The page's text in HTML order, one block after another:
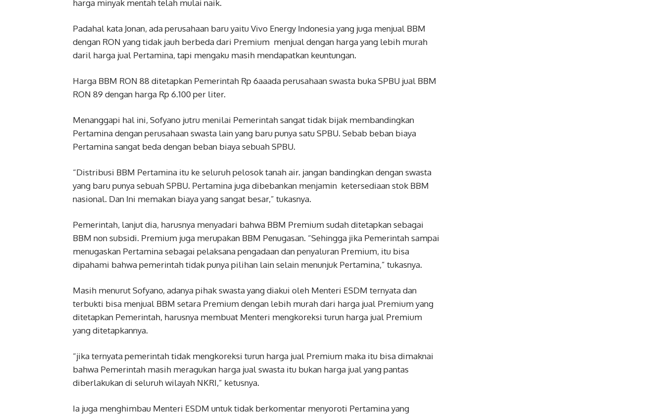
harga minyak mentah telah mulai naik.
Padahal kata Jonan, ada perusahaan baru yaitu Vivo Energy Indonesia yang juga menjual BBM
dengan RON yang tidak jauh berbeda dari Premium menjual dengan harga yang lebih murah
daril harga jual Pertamina, tapi mengaku masih mendapatkan keuntungan.
Harga BBM RON 88 ditetapkan Pemerintah Rp 6aaada perusahaan swasta buka SPBU jual BBM
RON 89 dengan harga Rp 6.100 per liter.
Menanggapi hal ini, Sofyano jutru menilai Pemerintah sangat tidak bijak membandingkan
Pertamina dengan perusahaan swasta lain yang baru punya satu SPBU. Sebab beban biaya
Pertamina sangat beda dengan beban biaya sebuah SPBU.
“Distribusi BBM Pertamina itu ke seluruh pelosok tanah air. jangan bandingkan dengan swasta
yang baru punya sebuah SPBU. Pertamina juga dibebankan menjamin ketersediaan stok BBM
nasional. Dan Ini memakan biaya yang sangat besar,” tukasnya.
Pemerintah, lanjut dia, harusnya menyadari bahwa BBM Premium sudah ditetapkan sebagai
BBM non subsidi. Premium juga merupakan BBM Penugasan. “Sehingga jika Pemerintah sampai
menugaskan Pertamina sebagai pelaksana pengadaan dan penyaluran Premium, itu bisa
dipahami bahwa pemerintah tidak punya pilihan lain selain menunjuk Pertamina,” tukasnya.
Masih menurut Sofyano, adanya pihak swasta yang diakui oleh Menteri ESDM ternyata dan
terbukti bisa menjual BBM setara Premium dengan lebih murah dari harga jual Premium yang
ditetapkan Pemerintah, harusnya membuat Menteri mengkoreksi turun harga jual Premium
yang ditetapkannya.
“jika ternyata pemerintah tidak mengkoreksi turun harga jual Premium maka itu bisa dimaknai
bahwa Pemerintah masih meragukan harga jual swasta itu bukan harga jual yang pantas
diberlakukan di seluruh wilayah NKRI,” ketusnya.
Ia juga menghimbau Menteri ESDM untuk tidak berkomentar menyoroti Pertamina yang